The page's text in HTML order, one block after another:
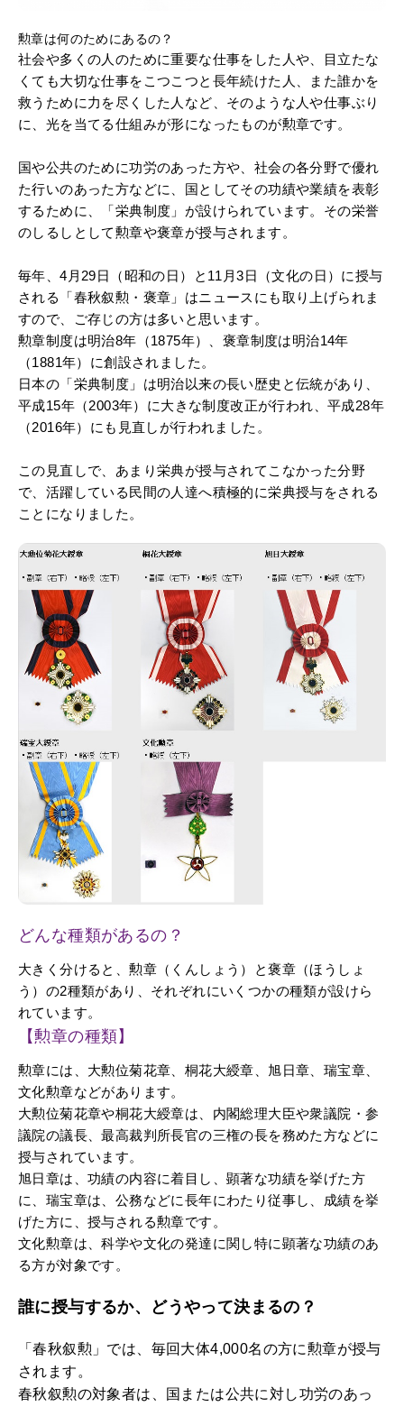
勲章は何のためにあるの？
社会や多くの人のために重要な仕事をした人や、目立たな
くても大切な仕事をこつこつと長年続けた人、また誰かを
救うために力を尽くした人など、そのような人や仕事ぶり
に、光を当てる仕組みが形になったものが勲章です。
国や公共のために功労のあった方や、社会の各分野で優れ
た行いのあった方などに、国としてその功績や業績を表彰
するために、「栄典制度」が設けられています。その栄誉
のしるしとして勲章や褒章が授与されます。
毎年、4月29日（昭和の日）と11月3日（文化の日）に授与
される「春秋叙勲・褒章」はニュースにも取り上げられま
すので、ご存じの方は多いと思います。
勲章制度は明治8年（1875年）、褒章制度は明治14年
（1881年）に創設されました。
日本の「栄典制度」は明治以来の長い歴史と伝統があり、
平成15年（2003年）に大きな制度改正が行われ、平成28年
（2016年）にも見直しが行われました。
この見直しで、あまり栄典が授与されてこなかった分野
で、活躍している民間の人達へ積極的に栄典授与をされる
ことになりました。
どんな種類があるの？
大きく分けると、勲章（くんしょう）と褒章（ほうしょ
う）の2種類があり、それぞれにいくつかの種類が設けら
れています。
【勲章の種類】
勲章には、大勲位菊花章、桐花大綬章、旭日章、瑞宝章、
文化勲章などがあります。
大勲位菊花章や桐花大綬章は、内閣総理大臣や衆議院・参
議院の議長、最高裁判所長官の三権の長を務めた方などに
授与されています。
旭日章は、功績の内容に着目し、顕著な功績を挙げた方
に、瑞宝章は、公務などに長年にわたり従事し、成績を挙
げた方に、授与される勲章です。
文化勲章は、科学や文化の発達に関し特に顕著な功績のあ
る方が対象です。
誰に授与するか、どうやって決まるの？
「春秋叙勲」では、毎回大体4,000名の方に勲章が授与
されます。
春秋叙勲の対象者は、国または公共に対し功労のあっ